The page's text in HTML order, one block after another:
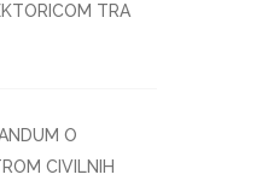
TRA
O
CIVILNIH